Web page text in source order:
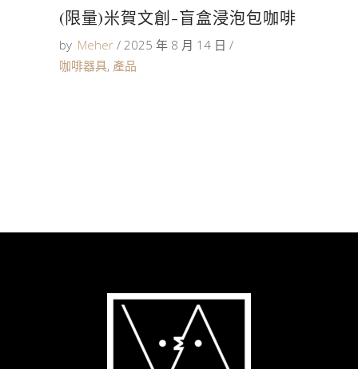
(限量)米賀文創-盲盒浸泡包咖啡
by Meher
2025 年 8 月 14 日
咖啡器具, 產品